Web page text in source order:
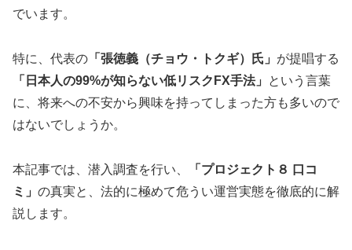
でいます。
特に、代表の 「張徳義（チョウ・トクギ）氏」 が提唱する
「日本人の99%が知らない低リスクFX手法」
という言葉
に、将来への不安から興味を持ってしまった方も多いので
はないでしょうか。
本記事では、潜入調査を行い、
「プロジェクト８ 口コ
ミ」 の真実と、法的に極めて危うい運営実態を徹底的に解
説します。